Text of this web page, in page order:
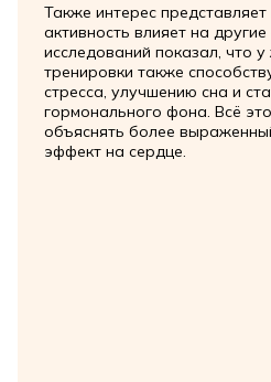
Также интерес
активность влияет на
исследований показал, что
тренировки также
стресса, улучшению сна и
гормонального фона. Всё
объяснять более
эффект на сердце.